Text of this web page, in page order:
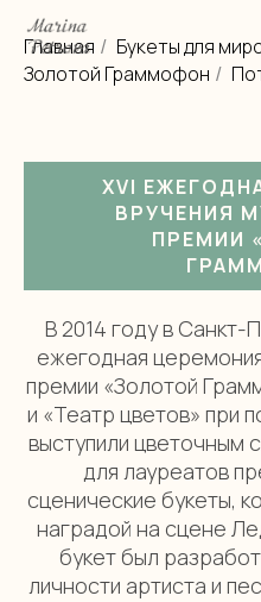
Главная / Букеты для
Золотой Граммофон /
XVI
ВРУЧЕНИЯ
ПРЕМИИ
В 2014 году в
ежегодная
премии «Золотой
и «Театр цветов» при
выступили цветочным
для лауреатов
сценические букеты,
наградой на сцене
букет был
личности артиста и